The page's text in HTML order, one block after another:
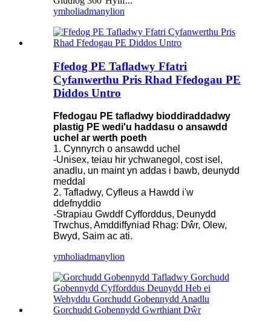
ymholiadmanylion
Ffedog PE Tafladwy Ffatri
Cyfanwerthu Pris Rhad Ffedogau PE
Diddos Untro
Ffedogau PE tafladwy bioddiraddadwy
plastig PE wedi'u haddasu o ansawdd
uchel ar werth poeth
1. Cynnyrch o ansawdd uchel
-Unisex, teiau hir ychwanegol, cost isel,
anadlu, un maint yn addas i bawb, deunydd
meddal
2. Tafladwy, Cyfleus a Hawdd i'w
ddefnyddio
-Strapiau Gwddf Cyfforddus, Deunydd
Trwchus, Amddiffyniad Rhag: Dŵr, Olew,
Bwyd, Saim ac ati.
ymholiadmanylion